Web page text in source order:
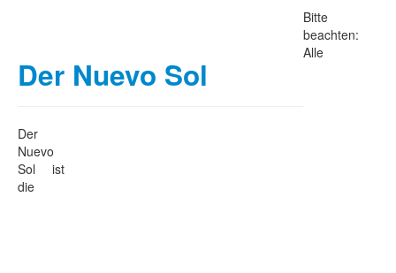
Der Nuevo Sol
Der
Nuevo
Sol ist
die
Bitte
beachten:
Alle